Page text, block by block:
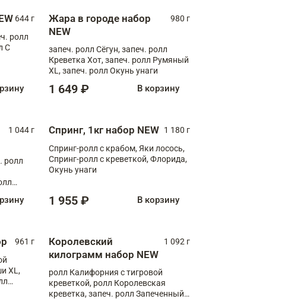
644 г
ролл
С
Жара в городе набор
NEW
980 г
запеч. ролл Сёгун, запеч. ролл
Креветка Хот, запеч. ролл Румяный
XL, запеч. ролл Окунь унаги
1 649 ₽ В корзину
1 044 г
ролл
Спринг, 1кг набор NEW 1 180 г
Спринг-ролл с крабом, Яки лосось,
Спринг-ролл с креветкой, Флорида,
Окунь унаги
1 955 ₽ В корзину
961 г
XL,
Королевский
килограмм набор NEW
1 092 г
ролл Калифорния с тигровой
креветкой, ролл Королевская
креветка, запеч. ролл Запеченный